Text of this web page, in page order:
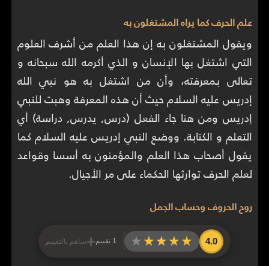
علم الحرف كما يراه المشتغلون به
ويقول المشتغلون به إن هذا العلم من أشرف العلوم
التي اشتغل بها الإنسان و الذي أكرمه الله سبحانه و
تعالى بمعرفته، وأن من اشتغل به هو نبي الله
إدريس عليه السلام حيث أن هذه المعرفة وهبت للنبي
إدريس ومن هنا جاء الفعل (درس, يدرس, دراسة) أي
التعلم و الكتابة. ووضع النبي إدريس عليه السلام كما
يقول أصحاب هذا العلم والمؤمنون به أسسا وقواعد
لعلم الحرف توارثها الحكماء على مر الأجيال.
روح الحروف وحساب الجمل
4.0
★★★★★
★★★★★ 1 تقييم +ساهم بالتقييم